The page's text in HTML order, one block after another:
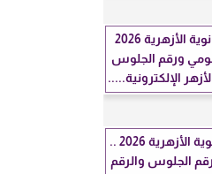
نتيجة الثانوية الأزهرية 2026
ورقم الجلوس
الإلكترونية.....
نتيجة الثانوية الأزهرية 2026 ..
الجلوس والرقم